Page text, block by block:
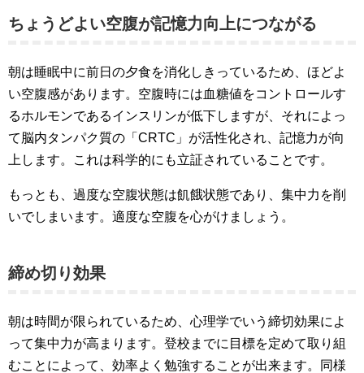
ちょうどよい空腹が記憶力向上につながる
朝は睡眠中に前日の夕食を消化しきっているため、ほどよ
い空腹感があります。空腹時には血糖値をコントロールす
るホルモンであるインスリンが低下しますが、それによっ
て脳内タンパク質の「CRTC」が活性化され、記憶力が向
上します。これは科学的にも立証されていることです。
もっとも、過度な空腹状態は飢餓状態であり、集中力を削
いでしまいます。適度な空腹を心がけましょう。
締め切り効果
朝は時間が限られているため、心理学でいう締切効果によ
って集中力が高まります。登校までに目標を定めて取り組
むことによって、効率よく勉強することが出来ます。同様